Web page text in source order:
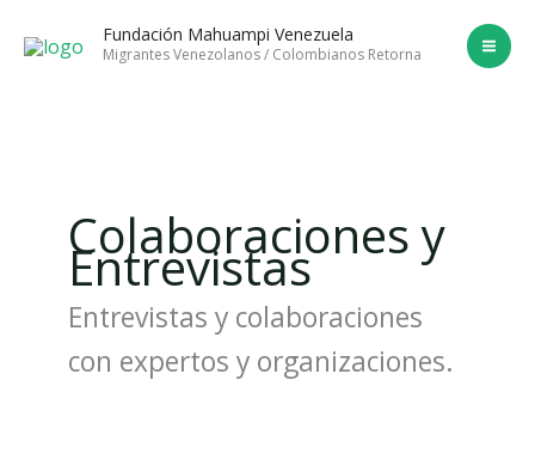
Fundación Mahuampi Venezuela
Migrantes Venezolanos / Colombianos Retorna
Colaboraciones y
Entrevistas
Entrevistas y colaboraciones
con expertos y organizaciones.